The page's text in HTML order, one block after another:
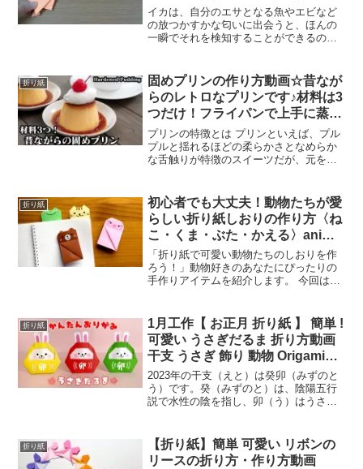
Squid” Origami Accion
“Calamar Salto”
イカは、自分のエサとなる魚やエビなど
の放つかすかな匂いに出会うと、ほんの
一瞬でそれを検知することができるので
る化学感知能力」、つまり「味覚」で
す。イカ、タコ、甲イカの...
折り紙
固めプリンの作り方動画☆昔なが
らのレトロなプリンです♪材料は3
つだけ！フライパンで上手に蒸す
コツをご紹介します高齢者・介護
おやつレク☆-How to make
Hardened Pudding-【料理研究
プリンの特徴とは プリンといえば、プル
プルと揺れるほどの柔らかさとなめらか
な舌触りが特徴のスイーツだが、元を辿
ーツに限らず、肉や小麦粉、米などの食
材に、牛乳や卵、調味...
折り紙
初心者でも大丈夫！動物たちが愛
らしい折り紙しおりの作り方〈ね
こ・くま・ぶた・かえる〉animal
bookmarks
「折り紙で可愛い動物たちのしおりを作
ろう！」動物好きのあなたにぴったりの
手作りアイテムを紹介します。 今回はね
ンジを加えることで、動物たちの愛らし
さが際立ちます。折...
折り紙
1月工作【 お正月 折り紙 】 簡単 !
可愛い うさぎだるま 折り方動画
干支 うさぎ 飾り 動物 Origami
Rabbit Daruma
2023年の干支（えと）は癸卯（みずのと
う）です。癸（みずのと）は、陰陽五行
説で水性の陰を指し、卯（う）はうさぎ
ともに解説します。「2022年は「壬寅
（みずのえとら...
折り紙
【折り紙】簡単 可愛い リボンの
リースの折り方・作り方動画